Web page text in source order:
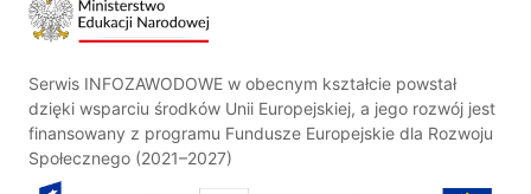
Serwis INFOZAWODOWE w obecnym kształcie powstał
dzięki wsparciu środków Unii Europejskiej, a jego rozwój jest
finansowany z programu Fundusze Europejskie dla Rozwoju
Społecznego (2021–2027)